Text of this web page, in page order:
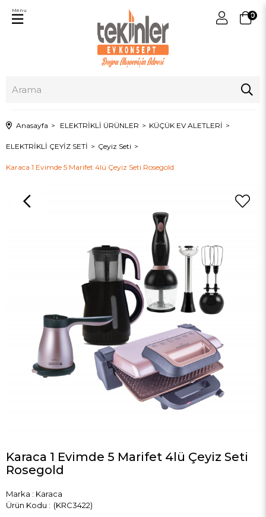
0
Menu
Anasayfa ELEKTRİKLİ ÜRÜNLER KÜÇÜK EV ALETLERİ
ELEKTRİKLİ ÇEYİZ SETİ Çeyiz Seti
Karaca 1 Evimde 5 Marifet 4lü Çeyiz Seti Rosegold
Karaca 1 Evimde 5 Marifet 4lü Çeyiz Seti
Rosegold
Marka : Karaca
(KRC3422)